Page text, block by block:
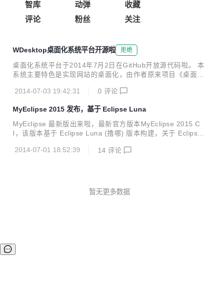
智库
动弹
收藏
评论
粉丝 关注
WDesktop桌面化系统平台开源啦 拒绝
桌面化系统平台于2014年7月2日在GitHub开放源代码啦。 本
系统主要特色是实现网站的桌面化，由作者原来项目《桌面化
源代码。本系统后台主要采用Struts2,Spring,Hibernate,JPA,
ry。系统内部主要功能有视频共享和音频共享，视频播放和音
频播放、日记本等等功能，目前系统正在开发升级中，欢迎各
位参与开发。
2014-07-03 19:42:31 0 评论
MyEclipse 2015 发布，基于 Eclipse Luna
MyEclipse 最新版出来啦，最新官方版本MyEclipse 2015 C
I，该版本基于 Eclipse Luna (撸哪) 版本构建，关于 Eclipse
yeclipseide.com/module-htmlpages-display-pid-515.html
2014-07-01 18:52:39 14 评论
暂无更多数据